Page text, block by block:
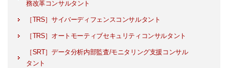
務改革コンサルタント
［TRS］サイバーディフェンスコンサルタント
［TRS］オートモーティブセキュリティコンサルタント
［SRT］データ分析内部監査/モニタリング支援コンサル
タント